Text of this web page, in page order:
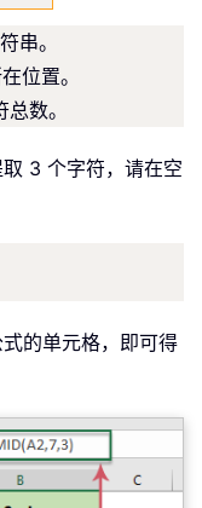
串。
位置。
数。
3 个字符，请在空
的单元格，即可得